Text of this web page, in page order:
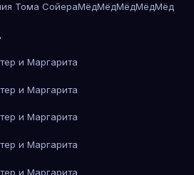
Тома СойераМёдМёдМёдМёдМёд
и Маргарита
и Маргарита
и Маргарита
и Маргарита
и Маргарита